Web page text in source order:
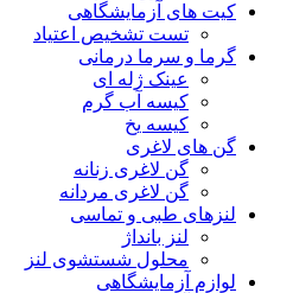
کیت های آزمایشگاهی
تست تشخیص اعتیاد
گرما و سرما درمانی
عینک ژله ای
کیسه آب گرم
کیسه یخ
گن های لاغری
گن لاغری زنانه
گن لاغری مردانه
لنزهای طبی و تماسی
لنز بانداژ
محلول شستشوی لنز
لوازم آزمایشگاهی